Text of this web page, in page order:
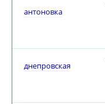
антоновка
днепровская